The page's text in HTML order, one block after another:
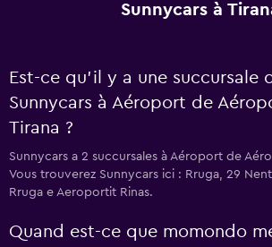
Sunnycars à
Est-ce qu’il y a une succursale
Sunnycars à Aéroport de
Tirana ?
Sunnycars a 2 succursales à Aéroport de
Vous trouverez Sunnycars ici : Rruga, 29
Rruga e Aeroportit Rinas.
Quand est-ce que momondo